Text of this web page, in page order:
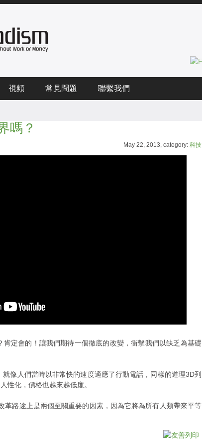
視頻 常見問題 聯繫我們
嗎？
May 22, 2013, category: 科技
肯定會的！讓我們期待一個徹底的改變，衝擊我們以缺乏為基礎
像人們當時以非常快的速度適應了行動電話，同樣的道理3D列
性化，價格也越來越低廉。
革路途上是兩個至關重要的因素，因為它將為所有人類帶來平等